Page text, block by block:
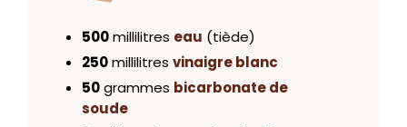
500millilitres eau (tiède)
250millilitres vinaigre blanc
50grammes bicarbonate de
soude